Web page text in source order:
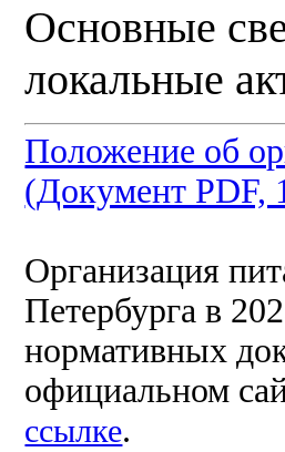
Основные
локальные
Положение об
(Документ PDF,
Организация
Петербурга в
нормативных
официальном
ссылке.